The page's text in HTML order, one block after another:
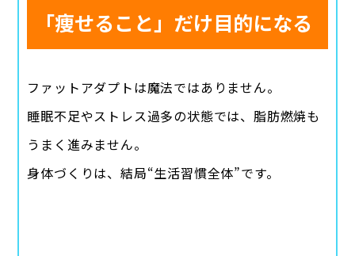
「痩せること」だけ目的になる
ファットアダプトは魔法ではありません。
睡眠不足やストレス過多の状態では、脂肪燃焼も
うまく進みません。
身体づくりは、結局“生活習慣全体”です。